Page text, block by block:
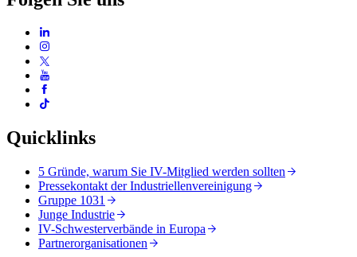
Quicklinks
5 Gründe, warum Sie IV-Mitglied werden sollten
Pressekontakt der Industriellenvereinigung
Gruppe 1031
Junge Industrie
IV-Schwesterverbände in Europa
Partnerorganisationen